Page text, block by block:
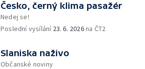
Česko, černý klima pasažér
Nedej se!
Poslední vysílání 23. 6. 2026na ČT2
Slaniska naživo
Občanské noviny